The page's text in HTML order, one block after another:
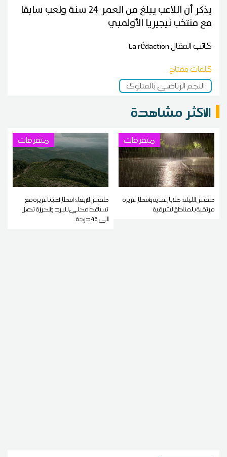
يذكر أن اللاعب يبلغ من العمر 24 سنة ولعب سابقا
مع منتخب نيجيريا الأولمبي
كاتب المقالLa rédaction
كلمات مفتاح
النجم الرياضي بالمتلوي
الاكثر مشاهدة
متفرقات
طقس الليلة: خلايا رعدية وأمطار غزيرة
مرتقبة بالمناطق الشرقية
متفرقات
طقس الاربعاء: أمطار أحيانا غزيرة مع
تساقط محلي للبرد والحرارة تصل
إلى 46 درجة